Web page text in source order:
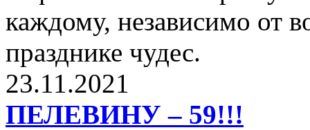
каждому, независимо от
празднике чудес.
23.11.2021
ПЕЛЕВИНУ – 59!!!